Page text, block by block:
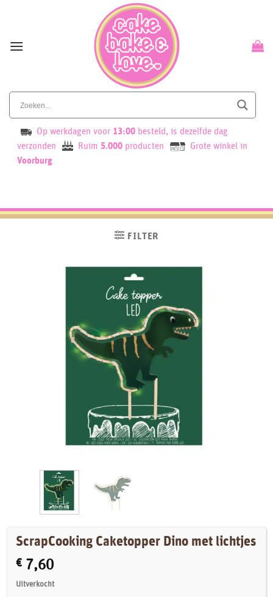
Op werkdagen voor 13:00 besteld, is dezelfde dag
verzonden
Ruim 5.000 producten
Grote winkel in
Voorburg
FILTER
ScrapCooking Caketopper Dino met lichtjes
€ 7,60
Uitverkocht